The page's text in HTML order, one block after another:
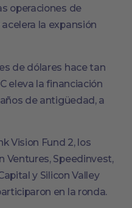
operaciones de
la expansión
de dólares hace tan
eleva la financiación
de antigüedad, a
Vision Fund 2, los
Ventures, Speedinvest,
y Silicon Valley
en la ronda.